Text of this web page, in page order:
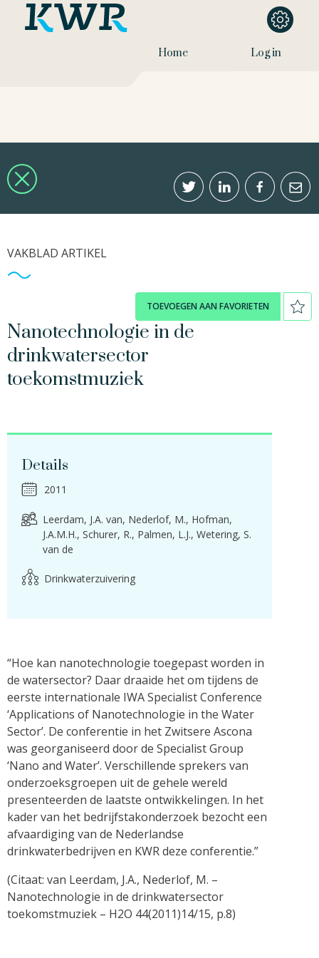
Home Log in
VAKBLAD ARTIKEL
TOEVOEGEN AAN FAVORIETEN
Nanotechnologie in de
drinkwatersector
toekomstmuziek
Details
2011
Leerdam, J.A. van Nederlof, M. Hofman,
J.A.M.H. Schurer, R. Palmen, L.J. Wetering, S.
van de
Drinkwaterzuivering
“Hoe kan nanotechnologie toegepast worden in
de watersector? Daar draaide het om tijdens de
eerste internationale IWA Specialist Conference
‘Applications of Nanotechnologie in the Water
Sector’. De conferentie in het Zwitsere Ascona
was georganiseerd door de Specialist Group
‘Nano and Water’. Verschillende sprekers van
onderzoeksgroepen uit de gehele wereld
presenteerden de laatste ontwikkelingen. In het
kader van het bedrijfstakonderzoek bezocht een
afvaardiging van de Nederlandse
drinkwaterbedrijven en KWR deze conferentie.”
(Citaat: van Leerdam, J.A., Nederlof, M. –
Nanotechnologie in de drinkwatersector
toekomstmuziek – H2O 44(2011)14/15, p.8)